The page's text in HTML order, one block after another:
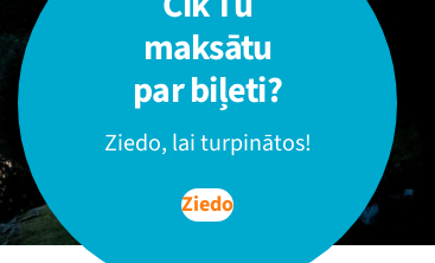
maksātu
par biļeti?
Ziedo, lai turpinātos!
Ziedo